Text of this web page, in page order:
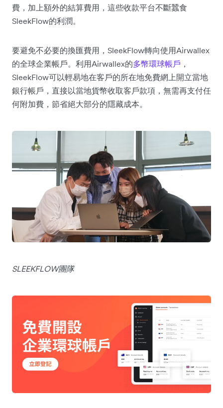
費，加上額外的結算費用，這些收款平台不斷蠶食
SleekFlow的利潤。
要避免不必要的換匯費用，SleekFlow轉向使用Airwallex
的全球企業帳戶。利用Airwallex的多幣環球帳戶 ，
SleekFlow可以輕易地在客戶的所在地免費網上開立當地
銀行帳戶，直接以當地貨幣收取客戶款項，無需再支付任
何附加費，節省絕大部分的隱藏成本。
SLEEKFLOW團隊